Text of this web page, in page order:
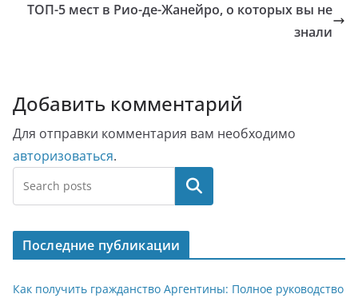
ТОП-5 мест в Рио-де-Жанейро, о которых вы не
знали
Добавить комментарий
Для отправки комментария вам необходимо
авторизоваться.
Поиск
Последние публикации
Как получить гражданство Аргентины: Полное руководство